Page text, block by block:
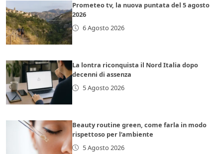
Prometeo tv, la nuova puntata del 5 agosto
2026
6 Agosto 2026
La lontra riconquista il Nord Italia dopo
decenni di assenza
5 Agosto 2026
Beauty routine green, come farla in modo
rispettoso per l’ambiente
5 Agosto 2026